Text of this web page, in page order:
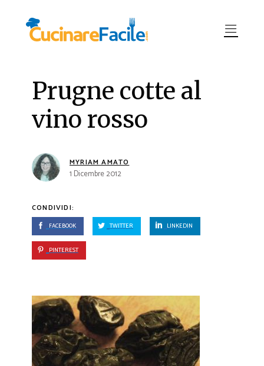
Prugne cotte al
vino rosso
MYRIAM AMATO
1 Dicembre 2012
CONDIVIDI:
FACEBOOK TWITTER LINKEDIN
PINTEREST